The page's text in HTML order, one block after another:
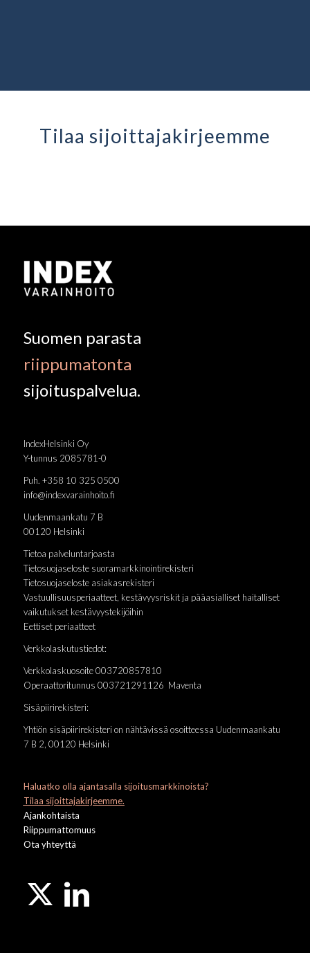
Tilaa sijoittaja­kirjeemme
Suomen parasta
riippumatonta
sijoituspalvelua.
IndexHelsinki Oy
Y-tunnus 2085781-0
Puh. +358 10 325 0500
info@indexvarainhoito.fi
Uudenmaankatu 7 B
00120 Helsinki
Tietoa palveluntarjoasta
Tietosuojaseloste suoramarkkinointirekisteri
Tietosuojaseloste asiakasrekisteri
Vastuullisuusperiaatteet, kestävyysriskit ja pääasialliset haitalliset
vaikutukset kestävyystekijöihin
Eettiset periaatteet
Verkkolaskutustiedot:
Verkkolaskuosoite 003720857810
Operaattoritunnus 003721291126 Maventa
Sisäpiirirekisteri:
Yhtiön sisäpiirirekisteri on nähtävissä osoitteessa Uudenmaankatu
7 B 2, 00120 Helsinki
Haluatko olla ajantasalla sijoitusmarkkinoista?
Tilaa sijoittajakirjeemme.
Ajankohtaista
Riippumattomuus
Ota yhteyttä